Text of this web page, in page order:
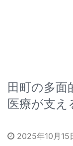
田町の多面
医療が支え
2025年10月15